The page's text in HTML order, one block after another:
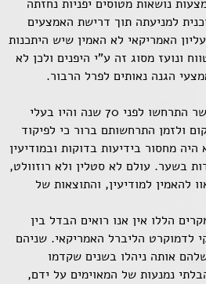
נושאות מטוסים יפניות נחזתה
למניעתה תוך דרישת האמצעים
האמריקאי לא האמין שיש היתכנות
ונועז מסוג זה ע"י היפנים ולכן לא
הגנה נאותים לפרל הרבור.
בשני האירועים הנסקרים אשר התרחשו לפני 70 שנה והיו בעלי
ולזמן התרחשותם ברור כי לפיקוד
מחסור בידיעות בדוקות ובמודיעין
בשער. עולם לא סטלין ולא רוזוולט,
להאמין למודיעין, והתוצאות של
הללו אין אנו רואים הבדל בין
לדמוקרט הליברל האמריקאי. שניהם
אותה ניהלו בשנים שקדמו
נמנעות של המאוימים על ידם,